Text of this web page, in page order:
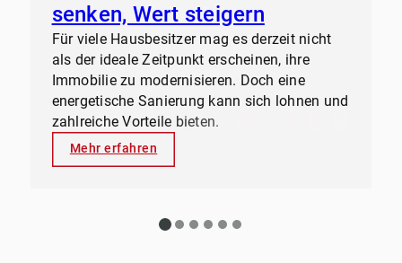
senken, Wert steigern
Für viele Hausbesitzer mag es derzeit nicht
als der ideale Zeitpunkt erscheinen, ihre
Immobilie zu modernisieren. Doch eine
energetische Sanierung kann sich lohnen und
zahlreiche Vorteile bieten.
Mehr erfahren